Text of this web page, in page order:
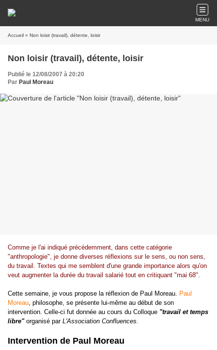
MENU
Accueil » Non loisir (travail), détente, loisir
Non loisir (travail), détente, loisir
Publié le 12/08/2007 à 20:20
Par Paul Moreau
Comme je l'ai indiqué précédemment, dans cette catégorie
"anthropologie", je donne diverses réflexions sur le sens, ou non sens,
du travail. Textes qui me semblent d'une grande importance alors qu'on
veut augmenter la durée du travail salarié tout en critiquant "mai 68".
Cette semaine, je vous propose la réflexion de Paul Moreau. Paul
Moreau, philosophe, se présente lui-même au début de son
intervention. Celle-ci fut donnée au cours du Colloque "travail et temps
libre"organisé par L'Association Confluences.
Intervention de Paul Moreau